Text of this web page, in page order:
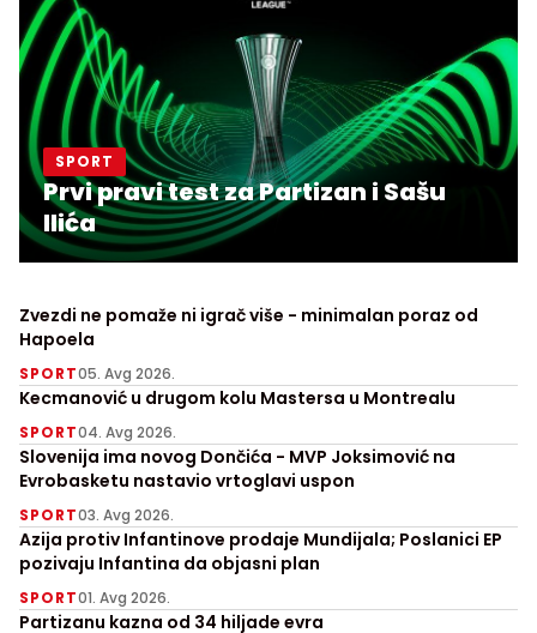
SPORT
Prvi pravi test za Partizan i Sašu
Ilića
Zvezdi ne pomaže ni igrač više - minimalan poraz od
Hapoela
SPORT05. Avg 2026.
Kecmanović u drugom kolu Mastersa u Montrealu
SPORT04. Avg 2026.
Slovenija ima novog Dončića - MVP Joksimović na
Evrobasketu nastavio vrtoglavi uspon
SPORT03. Avg 2026.
Azija protiv Infantinove prodaje Mundijala; Poslanici EP
pozivaju Infantina da objasni plan
SPORT01. Avg 2026.
Partizanu kazna od 34 hiljade evra